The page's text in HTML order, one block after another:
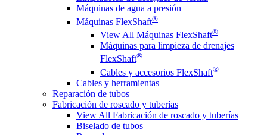
Máquinas de agua a presión
Máquinas FlexShaft®
View All Máquinas FlexShaft®
Máquinas para limpieza de drenajes
FlexShaft®
Cables y accesorios FlexShaft®
Cables y herramientas
Reparación de tubos
Fabricación de roscado y tuberías
View All Fabricación de roscado y tuberías
Biselado de tubos